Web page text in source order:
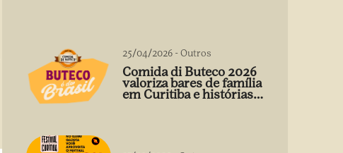
25/04/2026 -Outros
Comida di Buteco 2026
valoriza bares de família
em Curitiba e histórias